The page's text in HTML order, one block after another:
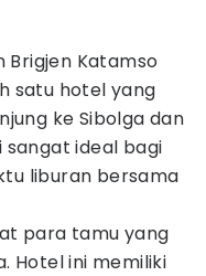
Brigjen Katamso
satu hotel yang
ke Sibolga dan
sangat ideal bagi
liburan bersama
para tamu yang
Hotel ini memiliki